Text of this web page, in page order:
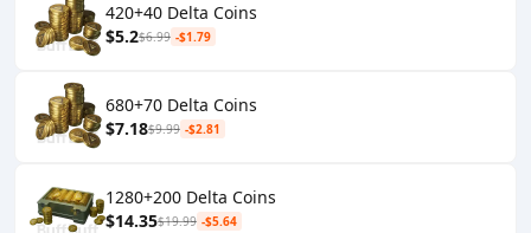
420+40 Delta Coins
$5.2$6.99 -$1.79
680+70 Delta Coins
$7.18$9.99 -$2.81
1280+200 Delta Coins
$14.35$19.99 -$5.64